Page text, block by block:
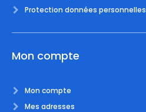
Protection données personnelles
Mon compte
Mon compte
Mes adresses